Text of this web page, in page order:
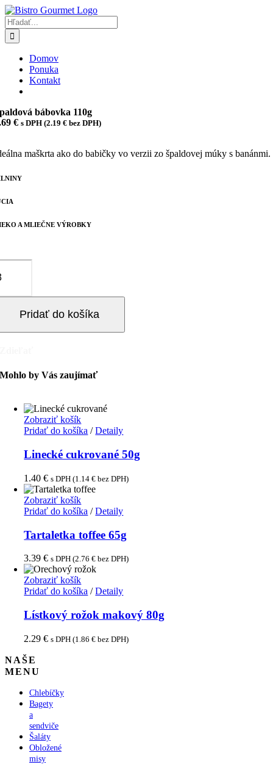
Skip
to
content
Hľadať:
Domov
Ponuka
Kontakt
bábovka 110g
€ s DPH (2.19€ bez DPH)
maškrta ako do babičky vo verzii zo špaldovej múky s banánmi.
A MLIEČNE VÝROBKY
Pridať do košíka
Mohlo by Vás zaujímať
Zobraziť košík
Pridať do košíka / Detaily
Linecké cukrované 50g
1.40€ s DPH (1.14€ bez DPH)
Zobraziť košík
Pridať do košíka / Detaily
Tartaletka toffee 65g
3.39€ s DPH (2.76€ bez DPH)
Zobraziť košík
Pridať do košíka / Detaily
Lístkový rožok makový 80g
2.29€ s DPH (1.86€ bez DPH)
NAŠE
MENU
Chlebíčky
Bagety
a
sendviče
Šaláty
Obložené
misy